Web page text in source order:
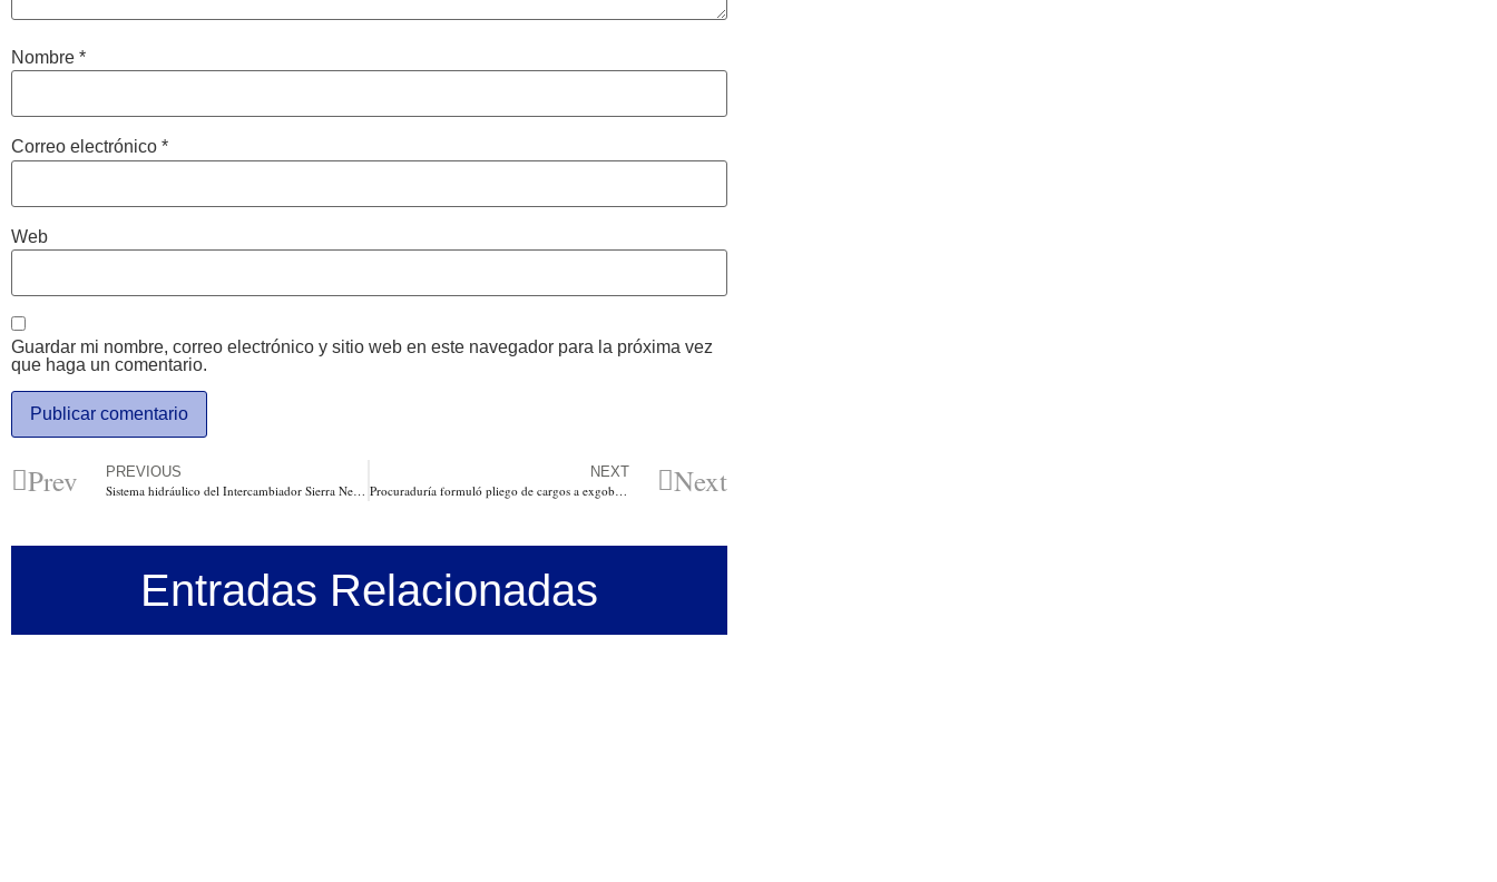
Nombre *
Correo electrónico *
Web
Guardar mi nombre, correo electrónico y sitio web en este navegador para la próxima vez
que haga un comentario.
Prev
PREVIOUS
Sistema hidráulico del Intercambiador Sierra Nevada respondió en tiempo récord evacuación de aguas lluvias
NEXT
Procuraduría formuló pliego de cargos a exgobernadora encargada de La Guajira, Sugeila Oñate Rosado
Next
Entradas Relacionadas